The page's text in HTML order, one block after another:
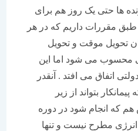
حتی یک روز هم برای
داریم که در هر
موقت و تحویل
می شود اما این
می افتد . آنقدر
بتواند از زیر
انجام شود در دوره
مطرح نیست و تنها